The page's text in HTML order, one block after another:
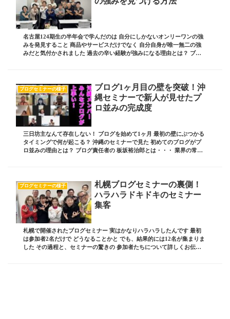
名古屋124期生の半年会で学んだのは 自分にしかないオンリーワンの強
みを発見すること 商品やサービスだけでなく 自分自身が唯一無二の強
みだと気付かされました 過去の辛い経験が強みになる理由とは？ ブロ
ブログセミナーの様子
ブログ1ヶ月目の壁を突破！沖
縄セミナーで新人が見せたプ
ロ並みの完成度
三日坊主なんて存在しない！ ブログを始めて1ヶ月 最初の壁にぶつかる
タイミングで何が起こる？ 沖縄のセミナーで見た 初めてのブログがプ
ロ並みの理由とは？ ブログ責任者の 板坂裕治郎とは・・・ 業界の常識
ブログセミナーの様子
札幌ブログセミナーの裏側！
ハラハラドキドキのセミナー
集客
札幌で開催されたブログセミナー 実はかなりハラハラしたんです 最初
は参加者2名だけで どうなることかと でも、結果的には12名が集まりま
した その過程と、セミナーの驚きの 参加者たちについて詳しくお伝え